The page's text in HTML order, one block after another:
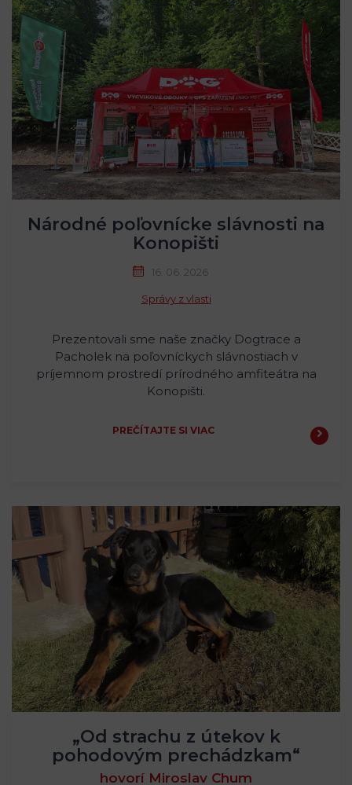
Národné poľovnícke slávnosti na
Konopišti
16. 06. 2026
Správy z vlasti
Prezentovali sme naše značky Dogtrace a
Pacholek na poľovníckych slávnostiach v
príjemnom prostredí prírodného amfiteátra na
Konopišti.
PREČÍTAJTE SI VIAC
„Od strachu z útekov k
pohodovým prechádzkam“
hovorí Miroslav Chum